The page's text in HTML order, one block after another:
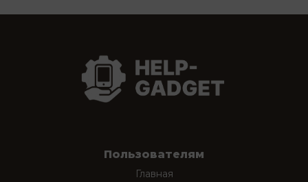
Пользователям
Главная